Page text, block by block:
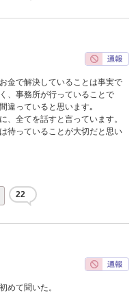
金で解決していることは事実で
、事務所が行っていることで
違っていると思います｡
、全てを話すと言っています。
待っていることが大切だと思い
22
めて聞いた。